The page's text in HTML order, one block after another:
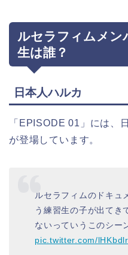
ルセラフィムメン
生は誰？
日本人ハルカ
「EPISODE 01」には、
が登場しています。
ルセラフィムのドキュ
う練習生の子が出てき
ないっていうこのシー
pic.twitter.com/